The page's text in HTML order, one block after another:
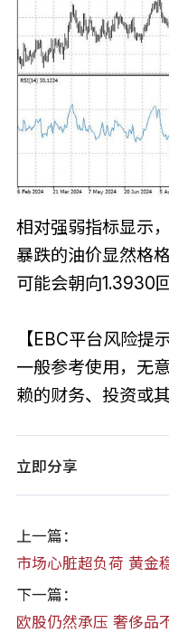
相对强弱指标显示
暴跌的油价显然格
可能会朝向1.3930回
【EBC平台风险提
一般参考使用，无
赖的财务、投资或其
立即分享
上一篇：
市场心脏超负荷 黄金
下一篇：
欧股仍然承压 奢侈品